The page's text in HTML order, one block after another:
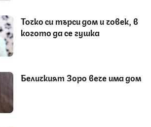
Точко си търси дом и човек, в
когото да се гушка
Беличкият Зоро вече има дом